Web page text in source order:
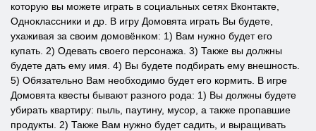
которую вы можете играть в социальных сетях Вконтакте,
Одноклассники и др. В игру Домовята играть Вы будете,
ухаживая за своим домовёнком: 1) Вам нужно будет его
купать. 2) Одевать своего персонажа. 3) Также вы должны
будете дать ему имя. 4) Вы будете подбирать ему внешность.
5) Обязательно Вам необходимо будет его кормить. В игре
Домовята квесты бывают разного рода: 1) Вы должны будете
убирать квартиру: пыль, паутину, мусор, а также пропавшие
продукты. 2) Также Вам нужно будет садить, и выращивать